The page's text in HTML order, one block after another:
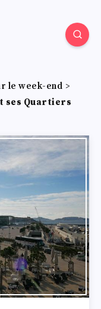
le week-end >
ses Quartiers